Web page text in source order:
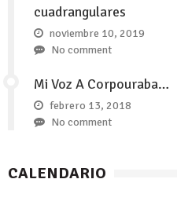
cuadrangulares
noviembre 10, 2019
No comment
Mi Voz A Corpouraba…
febrero 13, 2018
No comment
CALENDARIO